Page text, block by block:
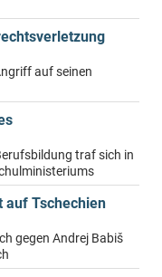
auf seinen
traf sich in
auf Tschechien
gegen Andrej Babiš